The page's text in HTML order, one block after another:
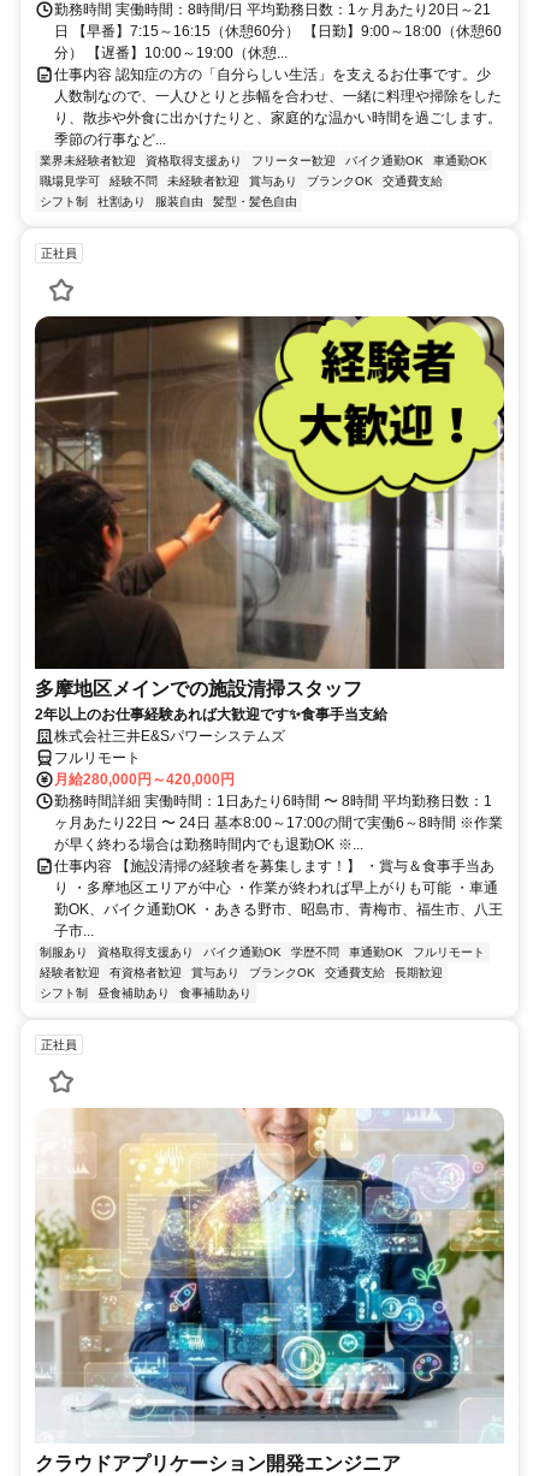
勤務時間 実働時間：8時間/日 平均勤務日数：1ヶ月あたり20日～21
日 【早番】7:15～16:15（休憩60分） 【日勤】9:00～18:00（休憩60
分） 【遅番】10:00～19:00（休憩...
仕事内容 認知症の方の「自分らしい生活」を支えるお仕事です。少
人数制なので、一人ひとりと歩幅を合わせ、一緒に料理や掃除をした
り、散歩や外食に出かけたりと、家庭的な温かい時間を過ごします。
季節の行事など...
業界未経験者歓迎 資格取得支援あり フリーター歓迎 バイク通勤OK
車通勤OK
職場見学可
経験不問 未経験者歓迎 賞与あり ブランクOK
交通費支給
シフト制
社割あり 服装自由 髪型・髪色自由
正社員
多摩地区メインでの施設清掃スタッフ
2年以上のお仕事経験あれば大歓迎です✨食事手当支給
株式会社三井E&Sパワーシステムズ
フルリモート
月給280,000円～420,000円
勤務時間詳細 実働時間：1日あたり6時間 〜 8時間 平均勤務日数：1
ヶ月あたり22日 〜 24日 基本8:00～17:00の間で実働6～8時間 ※作業
が早く終わる場合は勤務時間内でも退勤OK ※...
仕事内容 【施設清掃の経験者を募集します！】 ・賞与＆食事手当あ
り ・多摩地区エリアが中心 ・作業が終われば早上がりも可能 ・車通
勤OK、バイク通勤OK ・あきる野市、昭島市、青梅市、福生市、八王
子市...
制服あり 資格取得支援あり バイク通勤OK 学歴不問 車通勤OK
フルリモート
経験者歓迎
有資格者歓迎 賞与あり ブランクOK 交通費支給
長期歓迎
シフト制
昼食補助あり 食事補助あり
正社員
クラウドアプリケーション開発エンジニア